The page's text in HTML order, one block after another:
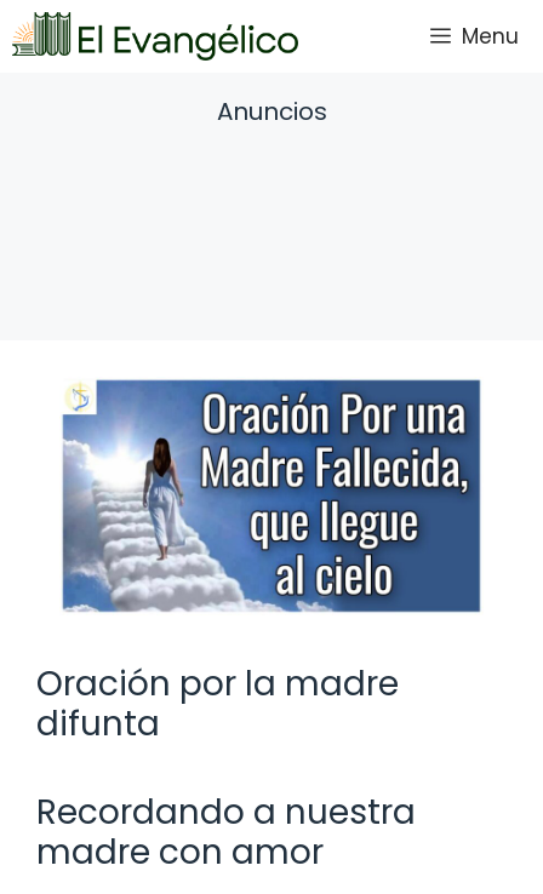
Saltar
al
Menu
Anuncios
Oración por la madre
difunta
Recordando a nuestra
madre con amor